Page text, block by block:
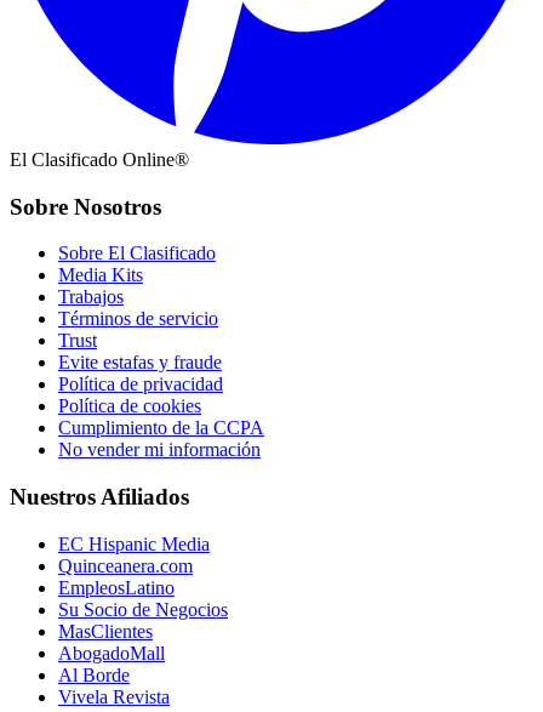
El Clasificado Online®
Sobre Nosotros
Sobre El Clasificado
Media Kits
Trabajos
Términos de servicio
Trust
Evite estafas y fraude
Política de privacidad
Política de cookies
Cumplimiento de la CCPA
No vender mi información
Nuestros Afiliados
EC Hispanic Media
Quinceanera.com
EmpleosLatino
Su Socio de Negocios
MasClientes
AbogadoMall
Al Borde
Vivela Revista